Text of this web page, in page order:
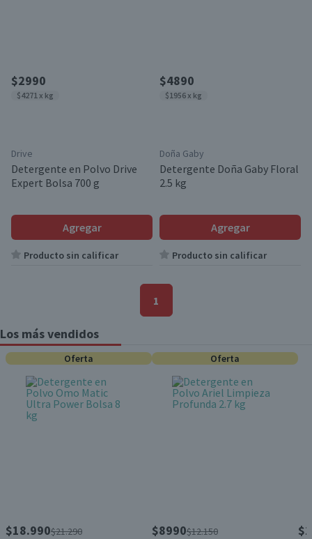
$2990
$4271 x kg
Drive
Detergente en Polvo Drive
Expert Bolsa 700 g
Agregar
Producto sin calificar
$4890
$1956 x kg
Doña Gaby
Detergente Doña Gaby Floral
2.5 kg
Agregar
Producto sin calificar
1
Los más vendidos
Oferta
$18.990$21.290
Oferta
$8990$12.150